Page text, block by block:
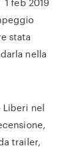
stata
nella
Liberi nel
trailer,